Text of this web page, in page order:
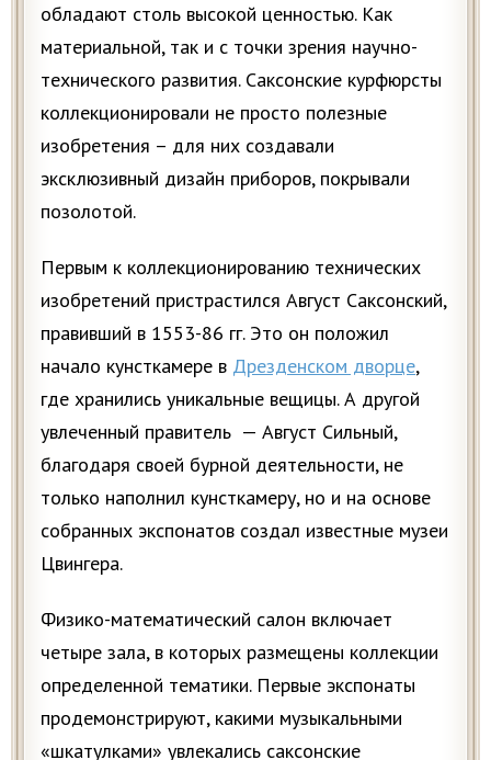
обладают столь высокой ценностью. Как
материальной, так и с точки зрения научно-
технического развития. Саксонские курфюрсты
коллекционировали не просто полезные
изобретения – для них создавали
эксклюзивный дизайн приборов, покрывали
позолотой.
Первым к коллекционированию технических
изобретений пристрастился Август Саксонский,
правивший в 1553-86 гг. Это он положил
начало кунсткамере в Дрезденском дворце,
где хранились уникальные вещицы. А другой
увлеченный правитель — Август Сильный,
благодаря своей бурной деятельности, не
только наполнил кунсткамеру, но и на основе
собранных экспонатов создал известные музеи
Цвингера.
Физико-математический салон включает
четыре зала, в которых размещены коллекции
определенной тематики. Первые экспонаты
продемонстрируют, какими музыкальными
«шкатулками» увлекались саксонские